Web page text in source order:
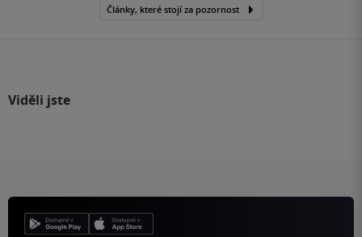
Články, které stojí za pozornost
Viděli jste